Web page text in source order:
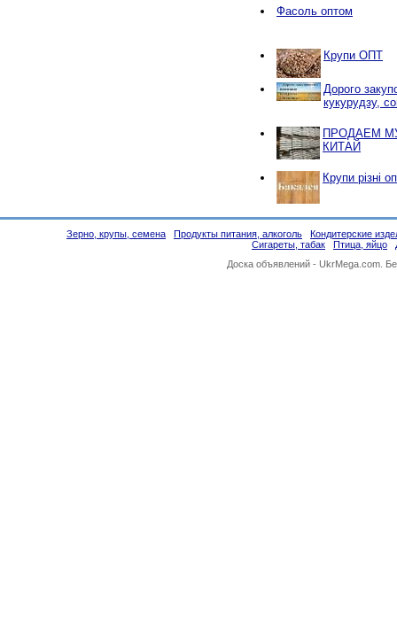
Фасоль оптом
Крупи ОПТ
Дорого
кукурудзу,
ПРОДАЕМ
КИТАЙ
Крупи різні
Зерно, крупы, семена Продукты питания, алкоголь
Кондитерские
Сигареты, табак
Птица, яйцо
Доска объявлений - UkrMega.com.